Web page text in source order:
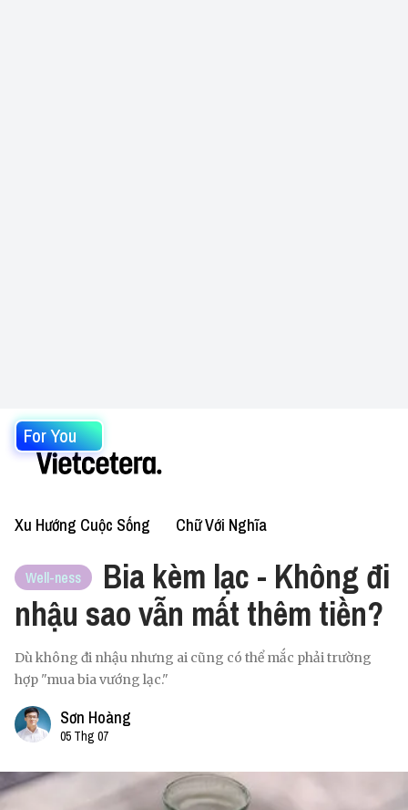
For You
Xu Hướng Cuộc Sống Chữ Với Nghĩa
Well-ness
Bia kèm lạc - Không đi
nhậu sao vẫn mất thêm tiền?
Dù không đi nhậu nhưng ai cũng có thể mắc phải trường
hợp "mua bia vướng lạc."
Sơn Hoàng
05 Thg 07